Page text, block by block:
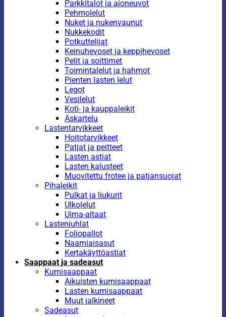
Parkkitalot ja ajoneuvot
Pehmolelut
Nuket ja nukenvaunut
Nukkekodit
Potkuttelijat
Keinuhevoset ja keppihevoset
Pelit ja soittimet
Toimintalelut ja hahmot
Pienten lasten lelut
Legot
Vesilelut
Koti- ja kauppaleikit
Askartelu
Lastentarvikkeet
Hoitotarvikkeet
Patjat ja peitteet
Lasten astiat
Lasten kalusteet
Muovitettu frotee ja patjansuojat
Pihaleikit
Pulkat ja liukurit
Ulkolelut
Uima-altaat
Lastenjuhlat
Foliopallot
Naamiaisasut
Kertakäyttöastiat
Saappaat ja sadeasut
Kumisaappaat
Aikuisten kumisaappaat
Lasten kumisaappaat
Muut jalkineet
Sadeasut